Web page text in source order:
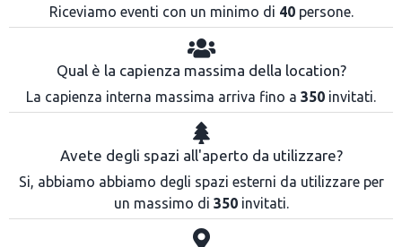
Riceviamo eventi con un minimo di 40persone.
Qual è la capienza massima della location?
La capienza interna massima arriva fino a 350 invitati.
Avete degli spazi all'aperto da utilizzare?
Si, abbiamo abbiamo degli spazi esterni da utilizzare per
un massimo di 350invitati.